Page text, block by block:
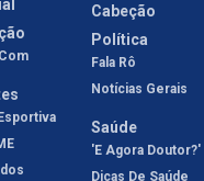
Cabeção
Política
Fala Rô
Notícias Gerais
Saúde
'E Agora Doutor?'
Dicas De Saúde